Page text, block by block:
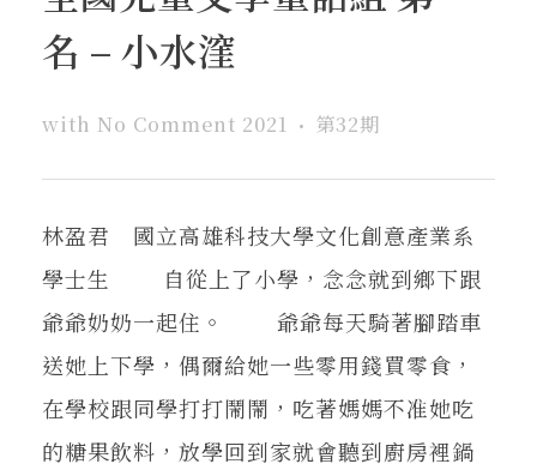
名 – 小水漥
with No Comment 2021 第32期
林盈君 國立高雄科技大學文化創意產業系
學士生 自從上了小學，念念就到鄉下跟
爺爺奶奶一起住。 爺爺每天騎著腳踏車
送她上下學，偶爾給她一些零用錢買零食，
在學校跟同學打打鬧鬧，吃著媽媽不准她吃
的糖果飲料，放學回到家就會聽到廚房裡鍋